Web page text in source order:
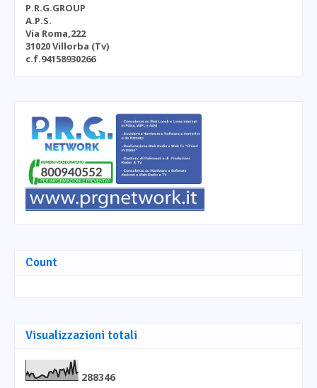
P.R.G.GROUP
A.P.S.
Via Roma,222
31020 Villorba (Tv)
c.f.94158930266
Count
Visualizzazioni totali
288346